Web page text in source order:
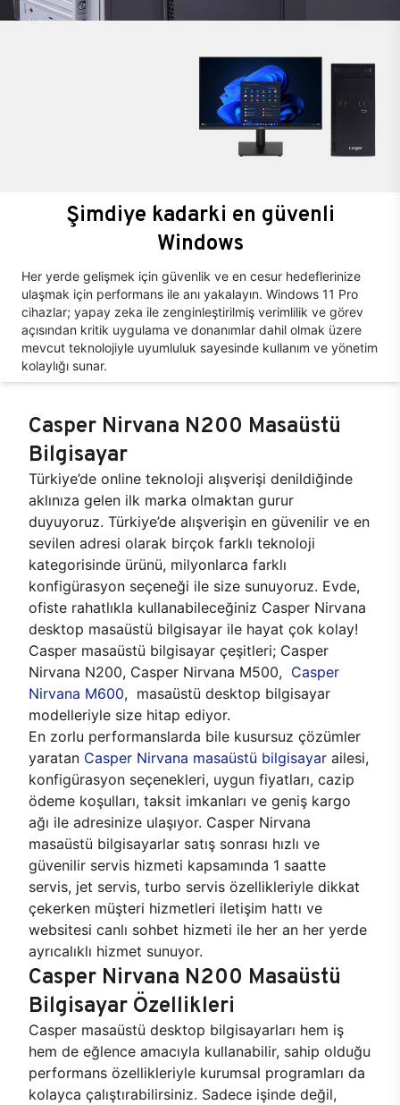
Şimdiye kadarki en güvenli
Windows
Her yerde gelişmek için güvenlik ve en cesur hedeflerinize
ulaşmak için performans ile anı yakalayın. Windows 11 Pro
cihazlar; yapay zeka ile zenginleştirilmiş verimlilik ve görev
açısından kritik uygulama ve donanımlar dahil olmak üzere
mevcut teknolojiyle uyumluluk sayesinde kullanım ve yönetim
kolaylığı sunar.
Casper Nirvana N200 Masaüstü
Bilgisayar
Türkiye’de online teknoloji alışverişi denildiğinde
aklınıza gelen ilk marka olmaktan gurur
duyuyoruz. Türkiye’de alışverişin en güvenilir ve en
sevilen adresi olarak birçok farklı teknoloji
kategorisinde ürünü, milyonlarca farklı
konfigürasyon seçeneği ile size sunuyoruz. Evde,
ofiste rahatlıkla kullanabileceğiniz Casper Nirvana
desktop masaüstü bilgisayar ile hayat çok kolay!
Casper masaüstü bilgisayar çeşitleri; Casper
Nirvana N200, Casper Nirvana M500, Casper
Nirvana M600, masaüstü desktop bilgisayar
modelleriyle size hitap ediyor.
En zorlu performanslarda bile kusursuz çözümler
yaratan Casper Nirvana masaüstü bilgisayar ailesi,
konfigürasyon seçenekleri, uygun fiyatları, cazip
ödeme koşulları, taksit imkanları ve geniş kargo
ağı ile adresinize ulaşıyor. Casper Nirvana
masaüstü bilgisayarlar satış sonrası hızlı ve
güvenilir servis hizmeti kapsamında 1 saatte
servis, jet servis, turbo servis özellikleriyle dikkat
çekerken müşteri hizmetleri iletişim hattı ve
websitesi canlı sohbet hizmeti ile her an her yerde
ayrıcalıklı hizmet sunuyor.
Casper Nirvana N200 Masaüstü
Bilgisayar Özellikleri
Casper masaüstü desktop bilgisayarları hem iş
hem de eğlence amacıyla kullanabilir, sahip olduğu
performans özellikleriyle kurumsal programları da
kolayca çalıştırabilirsiniz. Sadece işinde değil,